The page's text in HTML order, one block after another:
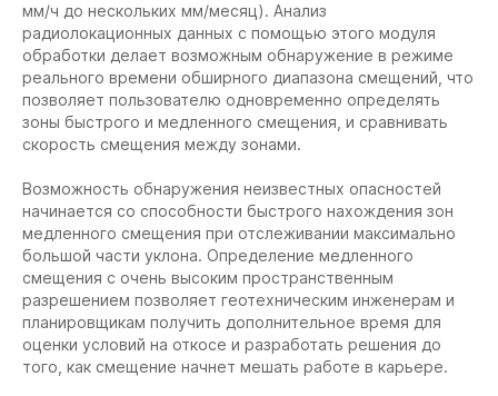
мм/ч до нескольких мм/месяц). Анализ
радиолокационных данных с помощью этого модуля
обработки делает возможным обнаружение в режиме
реального времени обширного диапазона смещений, что
позволяет пользователю одновременно определять
зоны быстрого и медленного смещения, и сравнивать
скорость смещения между зонами.
Возможность обнаружения неизвестных опасностей
начинается со способности быстрого нахождения зон
медленного смещения при отслеживании максимально
большой части уклона. Определение медленного
смещения с очень высоким пространственным
разрешением позволяет геотехническим инженерам и
планировщикам получить дополнительное время для
оценки условий на откосе и разработать решения до
того, как смещение начнет мешать работе в карьере.